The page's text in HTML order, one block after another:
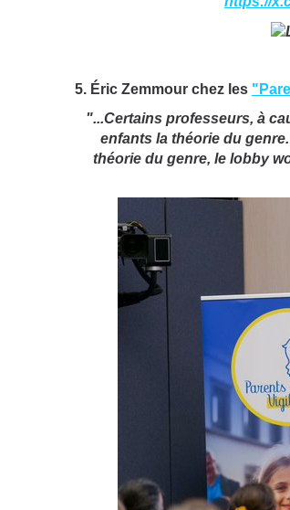
5. Éric Zemmour chez les
"...Certains professeurs, à
enfants la théorie du
théorie du genre, le lobby